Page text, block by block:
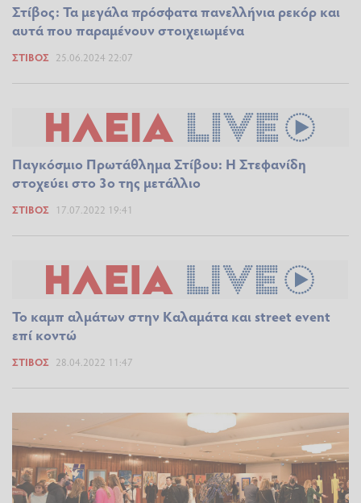
Στίβος: Τα μεγάλα πρόσφατα πανελλήνια ρεκόρ και
αυτά που παραμένουν στοιχειωμένα
ΣΤΊΒΟΣ 25.06.2024 22:07
Παγκόσμιο Πρωτάθλημα Στίβου: Η Στεφανίδη
στοχεύει στο 3ο της μετάλλιο
ΣΤΊΒΟΣ 17.07.2022 19:41
Το καμπ αλμάτων στην Καλαμάτα και street event
επί κοντώ
ΣΤΊΒΟΣ 28.04.2022 11:47